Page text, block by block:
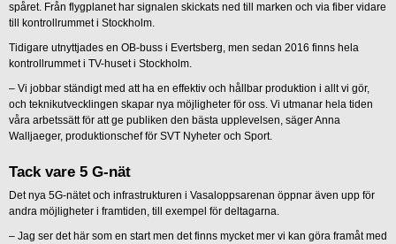
spåret. Från flygplanet har signalen skickats ned till marken och via fiber vidare
till kontrollrummet i Stockholm.
Tidigare utnyttjades en OB-buss i Evertsberg, men sedan 2016 finns hela
kontrollrummet i TV-huset i Stockholm.
– Vi jobbar ständigt med att ha en effektiv och hållbar produktion i allt vi gör,
och teknikutvecklingen skapar nya möjligheter för oss. Vi utmanar hela tiden
våra arbetssätt för att ge publiken den bästa upplevelsen, säger Anna
Walljaeger, produktionschef för SVT Nyheter och Sport.
Tack vare 5 G-nät
Det nya 5G-nätet och infrastrukturen i Vasaloppsarenan öppnar även upp för
andra möjligheter i framtiden, till exempel för deltagarna.
– Jag ser det här som en start men det finns mycket mer vi kan göra framåt med